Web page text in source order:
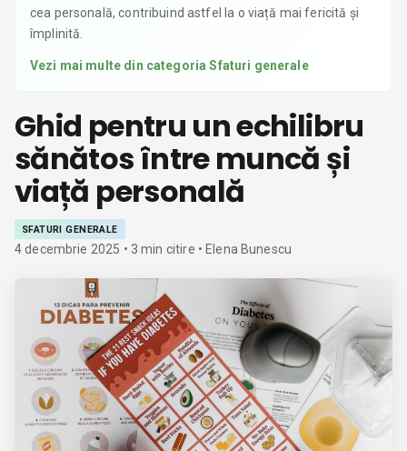
cea personală, contribuind astfel la o viață mai fericită și
împlinită.
Vezi mai multe din categoriaSfaturi generale
Ghid pentru un echilibru
sănătos între muncă și
viață personală
SFATURI GENERALE
4 decembrie 2025 • 3 min citire • Elena Bunescu